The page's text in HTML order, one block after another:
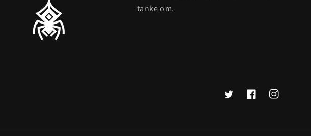
tanke om.
TwitterFacebookInstagram